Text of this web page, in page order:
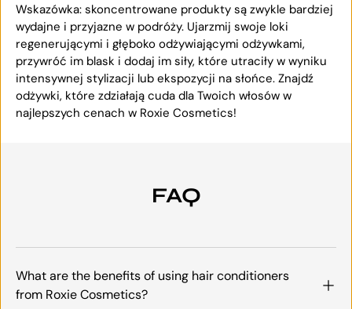
Wskazówka: skoncentrowane produkty są zwykle bardziej
wydajne i przyjazne w podróży. Ujarzmij swoje loki
regenerującymi i głęboko odżywiającymi odżywkami,
przywróć im blask i dodaj im siły, które utraciły w wyniku
intensywnej stylizacji lub ekspozycji na słońce. Znajdź
odżywki, które zdziałają cuda dla Twoich włosów w
najlepszych cenach w Roxie Cosmetics!
FAQ
What are the benefits of using hair conditioners
from Roxie Cosmetics?